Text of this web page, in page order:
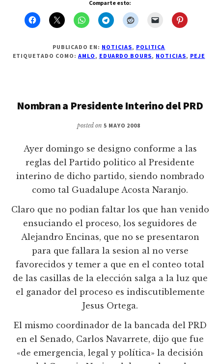
Comparte esto:
PUBLICADO EN: NOTICIAS, POLITICA
ETIQUETADO COMO: AMLO , EDUARDO BOURS, NOTICIAS, PEJE
Nombran a Presidente Interino del PRD
posted on 5 MAYO 2008
Ayer domingo se designo conforme a las
reglas del Partido politico al Presidente
interino de dicho partido, siendo nombrado
como tal Guadalupe Acosta Naranjo.
Claro que no podian faltar los que han venido
ensuciando el proceso, los seguidores de
Alejandro Encinas, que no se presentaron
para que fallara la sesion al no verse
favorecidos y temer a que en el conteo total
de las casillas de la elección salga a la luz que
el ganador del proceso es indiscutiblemente
Jesus Ortega.
El mismo coordinador de la bancada del PRD
en el Senado, Carlos Navarrete, dijo que fue
«de emergencia, legal y polí­tica» la decisión